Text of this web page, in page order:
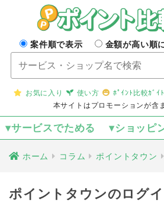
案件順で表示 金額が高い順
お気に入り 使い方
ﾎﾟｲﾝﾄ比較ｶﾞｲ
本サイトはプロモーションが含
▾サービスでためる ▾ショッピ
ホーム コラム ポイントタウン
ポイントタウンのログ